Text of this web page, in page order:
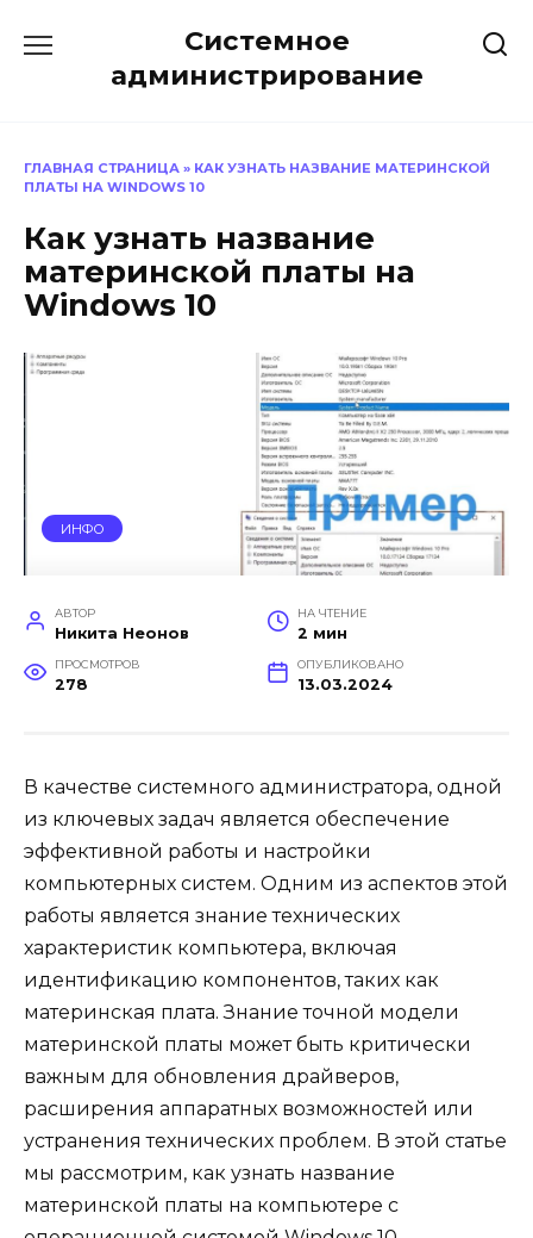
содержанию
Системное
администрирование
ГЛАВНАЯ СТРАНИЦА » КАК УЗНАТЬ НАЗВАНИЕ МАТЕРИНСКОЙ
ПЛАТЫ НА WINDOWS 10
Как узнать название
материнской платы на
Windows 10
ИНФО
АВТОР
Никита Неонов
НА ЧТЕНИЕ
2 мин
ПРОСМОТРОВ
278
ОПУБЛИКОВАНО
13.03.2024
В качестве системного администратора, одной
из ключевых задач является обеспечение
эффективной работы и настройки
компьютерных систем. Одним из аспектов этой
работы является знание технических
характеристик компьютера, включая
идентификацию компонентов, таких как
материнская плата. Знание точной модели
материнской платы может быть критически
важным для обновления драйверов,
расширения аппаратных возможностей или
устранения технических проблем. В этой статье
мы рассмотрим, как узнать название
материнской платы на компьютере с